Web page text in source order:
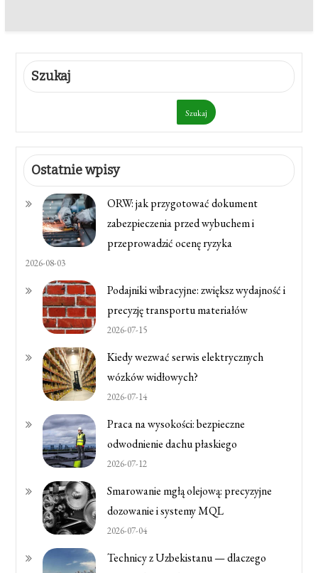
Szukaj
Szukaj
Ostatnie wpisy
ORW: jak przygotować dokument
zabezpieczenia przed wybuchem i
przeprowadzić ocenę ryzyka
2026-08-03
Podajniki wibracyjne: zwiększ wydajność i
precyzję transportu materiałów
2026-07-15
Kiedy wezwać serwis elektrycznych
wózków widłowych?
2026-07-14
Praca na wysokości: bezpieczne
odwodnienie dachu płaskiego
2026-07-12
Smarowanie mgłą olejową: precyzyjne
dozowanie i systemy MQL
2026-07-04
Technicy z Uzbekistanu — dlaczego